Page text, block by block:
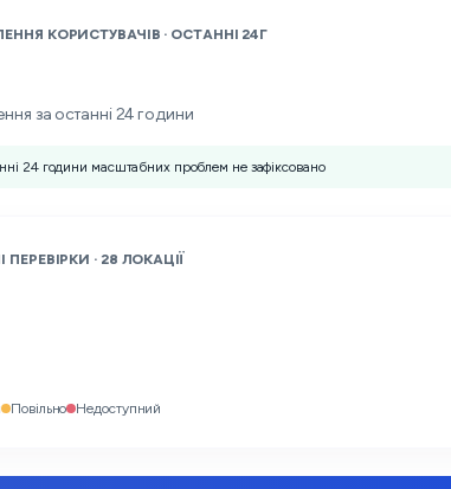
КОРИСТУВАЧІВ · ОСТАННІ 24Г
за останні 24 години
24 години масштабних проблем не зафіксовано
ПЕРЕВІРКИ · 28 ЛОКАЦІЇ
Повільно Недоступний